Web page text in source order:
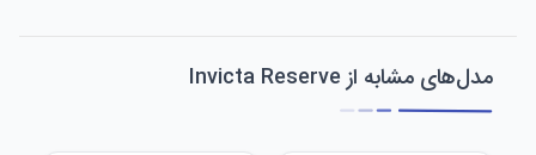
مدل‌های مشابه از Invicta Reserve